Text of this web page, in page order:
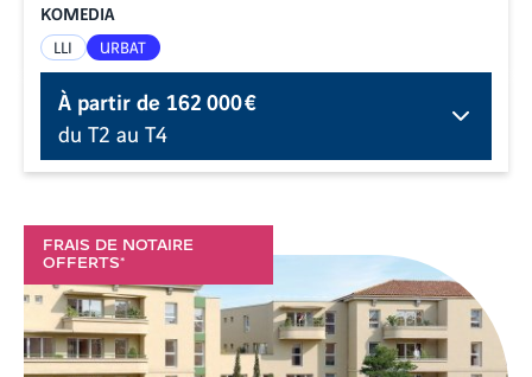
KOMEDIA
LLI URBAT
À partir de162 000 €
du T2 au T4
FRAIS DE NOTAIRE
OFFERTS*